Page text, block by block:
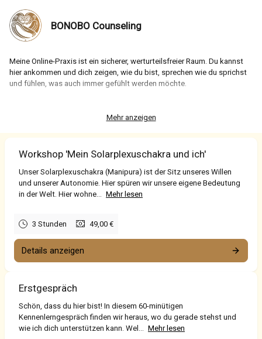
BONOBO Counseling
Meine Online-Praxis ist ein sicherer, werturteilsfreier Raum. Du kannst
hier ankommen und dich zeigen, wie du bist, sprechen wie du sprichst
und fühlen, was auch immer gefühlt werden möchte.
der/die Expert*in deiner eigenen Lebenswelt. Du steuerst den Kurs.
Ich verspreche dir, deine Reise zur Herznatur, die evtl. hier beginnt, wird
ein fantastisches Abenteuer, auf welchem du mehr als nur einen Schatz
bergen wirst.
Mehr anzeigen
Workshop 'Mein Solarplexuschakra und ich'
Unser Solarplexuschakra (Manipura) ist der Sitz unseres Willen
und unserer Autonomie. Hier spüren wir unsere eigene Bedeutung
in der Welt. Hier wohne...
Mehr lesen
3 Stunden 49,00 €
Details anzeigen
Erstgespräch
Schön, dass du hier bist! In diesem 60-minütigen
Kennenlerngespräch finden wir heraus, wo du gerade stehst und
wie ich dich unterstützen kann. Wel...
Mehr lesen